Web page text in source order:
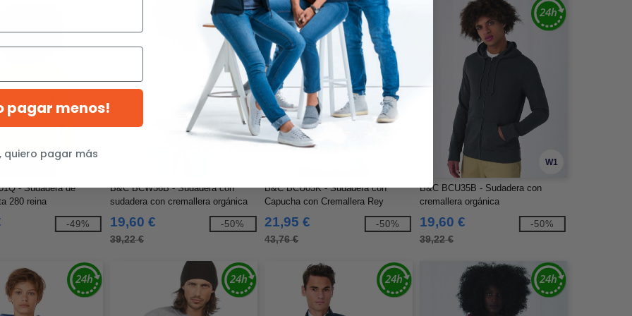
- Sudadera de
280 reina
-49%
B&C BCW36B - Sudadera con
sudadera con cremallera orgánica
para mujeres
19,60 €
39,22 €
-50%
B&C BCU03K - Sudadera con
Capucha con Cremallera Rey
21,95 €
43,76 €
-50%
W1
B&C BCU35B - Sudadera con
cremallera orgánica
19,60 €
39,22 €
-50%
pagar menos!
quiero pagar más